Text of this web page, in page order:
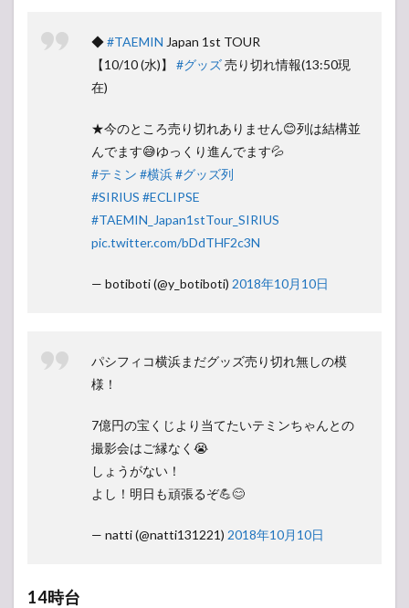
◆#TAEMIN Japan 1st TOUR
【10/10 (水)】 #グッズ売り切れ情報(13:50現
在)
★今のところ売り切れありません😊列は結構並
んでます😅ゆっくり進んでます💦
#テミン #横浜#グッズ列
#SIRIUS #ECLIPSE
#TAEMIN_Japan1stTour_SIRIUS
pic.twitter.com/bDdTHF2c3N
— botiboti (@y_botiboti) 2018年10月10日
パシフィコ横浜まだグッズ売り切れ無しの模
様！
7億円の宝くじより当てたいテミンちゃんとの
撮影会はご縁なく😭
しょうがない！
よし！明日も頑張るぞ💪😊
— natti (@natti131221) 2018年10月10日
14時台